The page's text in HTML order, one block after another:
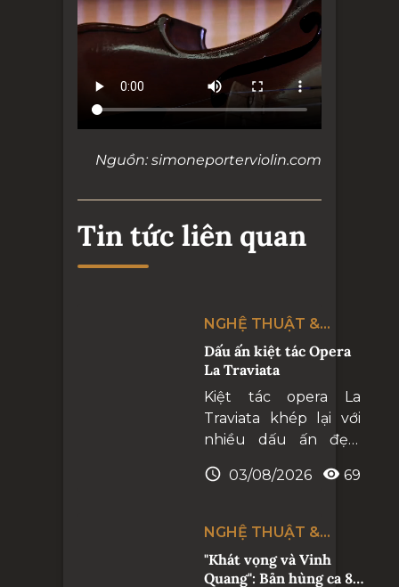
Nguồn: simoneporterviolin.com
Tin tức liên quan
NGHỆ THUẬT &
CUỘC SỐNG
Dấu ấn kiệt tác Opera
La Traviata
Kiệt tác opera La
Traviata khép lại với
nhiều dấu ấn đẹp,
Nhà hát Hồ Gươm là
chương trình nghệ
thuật hàn lâm đẳng
cấp quốc tế, góp
03/08/2026 69
NGHỆ THUẬT &
CUỘC SỐNG
"Khát vọng và Vinh
Quang": Bản hùng ca 80